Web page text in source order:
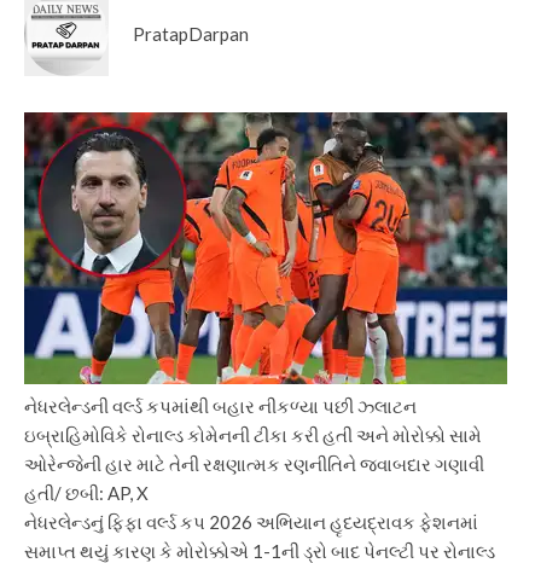
PratapDarpan
નેધરલેન્ડની વર્લ્ડ કપમાંથી બહાર નીકળ્યા પછી ઝ્લાટન
ઇબ્રાહિમોવિકે રોનાલ્ડ કોમેનની ટીકા કરી હતી અને મોરોક્કો સામે
ઓરેન્જેની હાર માટે તેની રક્ષણાત્મક રણનીતિને જવાબદાર ગણાવી
હતી/ છબી: AP, X
નેધરલેન્ડનું ફિફા વર્લ્ડ કપ 2026 અભિયાન હૃદયદ્રાવક ફેશનમાં
સમાપ્ત થયું કારણ કે મોરોક્કોએ 1-1ની ડ્રો બાદ પેનલ્ટી પર રોનાલ્ડ